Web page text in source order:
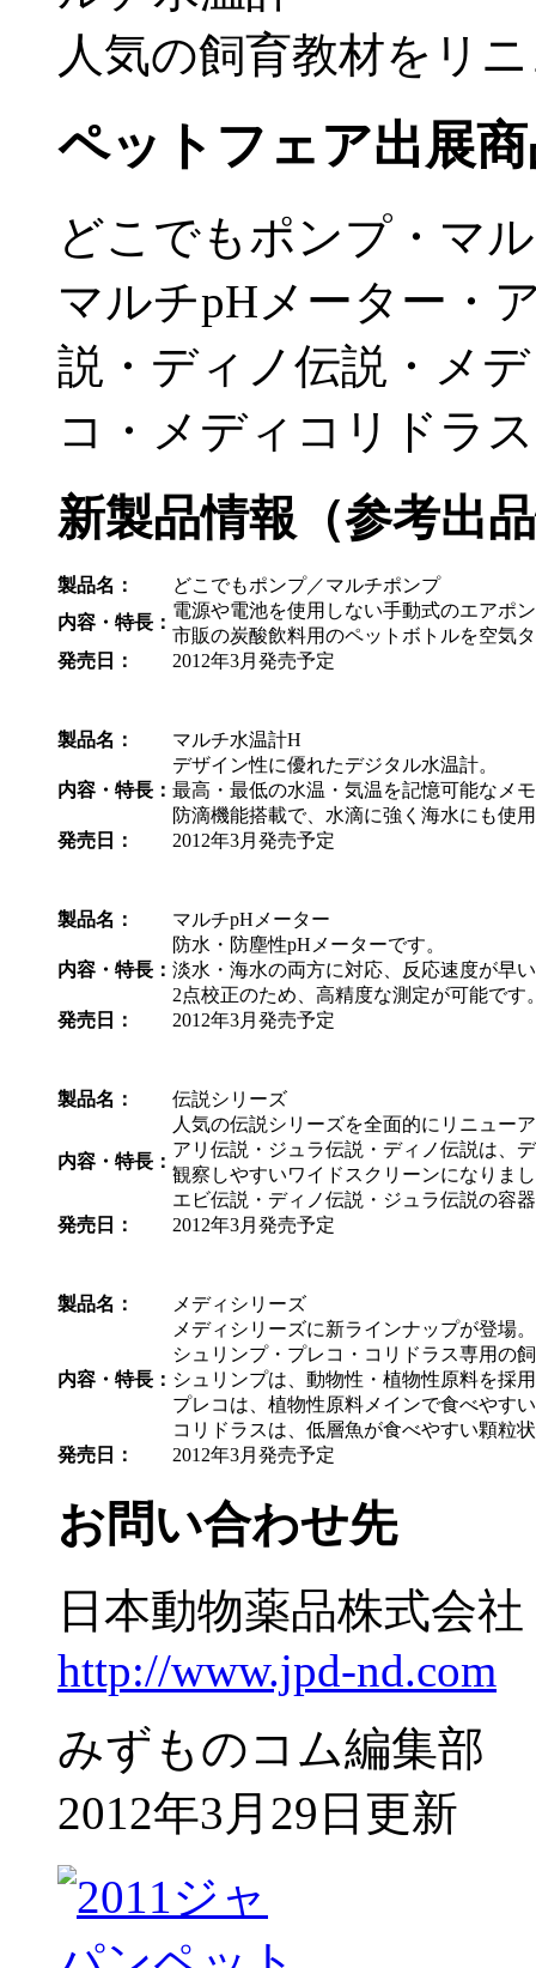
人気の飼育教材をリ
ペットフェア出展
どこでもポンプ・マ
マルチpHメーター・
説・ディノ伝説・メ
コ・メディコリドラ
新製品情報（参考出
製品名：
どこでもポンプ／マルチポンプ
内容・特長：
電源や電池を使用しない手動式のエアポ
市販の炭酸飲料用のペットボトルを空気
発売日：
2012年3月発売予定
製品名： マルチ水温計H
内容・特長：
デザイン性に優れたデジタル水温計。
最高・最低の水温・気温を記憶可能なメ
防滴機能搭載で、水滴に強く海水にも使
発売日：
2012年3月発売予定
製品名： マルチpHメーター
内容・特長：
防水・防塵性pHメーターです。
淡水・海水の両方に対応、反応速度が早
2点校正のため、高精度な測定が可能です
発売日：
2012年3月発売予定
製品名： 伝説シリーズ
内容・特長：
人気の伝説シリーズを全面的にリニュー
アリ伝説・ジュラ伝説・ディノ伝説は、
観察しやすいワイドスクリーンになりま
エビ伝説・ディノ伝説・ジュラ伝説の容
発売日：
2012年3月発売予定
製品名： メディシリーズ
内容・特長：
メディシリーズに新ラインナップが登場。
シュリンプ・プレコ・コリドラス専用の
シュリンプは、動物性・植物性原料を採
プレコは、植物性原料メインで食べやす
コリドラスは、低層魚が食べやすい顆粒
発売日：
2012年3月発売予定
お問い合わせ先
日本動物薬品株式会
http://www.jpd-nd.com
みずものコム編集部
2012年3月29日更新